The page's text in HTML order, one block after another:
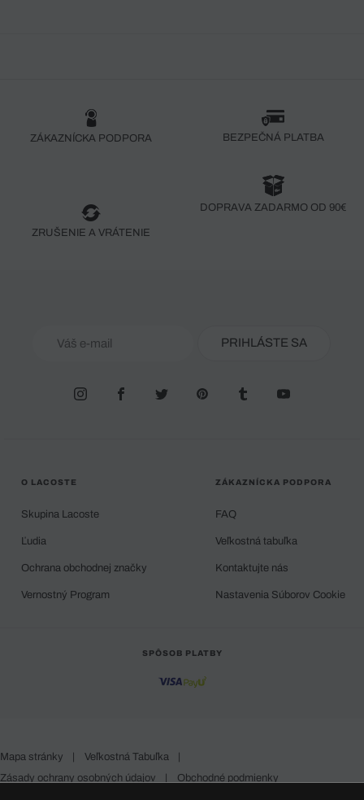
ZÁKAZNÍCKA PODPORA BEZPEČNÁ PLATBA
ZRUŠENIE A VRÁTENIE
DOPRAVA ZADARMO OD 90€
PRIHLÁSTE SA
O LACOSTE
Skupina Lacoste
Ľudia
Ochrana obchodnej značky
Vernostný Program
ZÁKAZNÍCKA PODPORA
FAQ
Veľkostná tabuľka
Kontaktujte nás
Nastavenia Súborov Cookie
SPÔSOB PLATBY
Mapa stránky | Veľkostná Tabuľka
|
Zásady ochrany osobných údajov
| Obchodné podmienky